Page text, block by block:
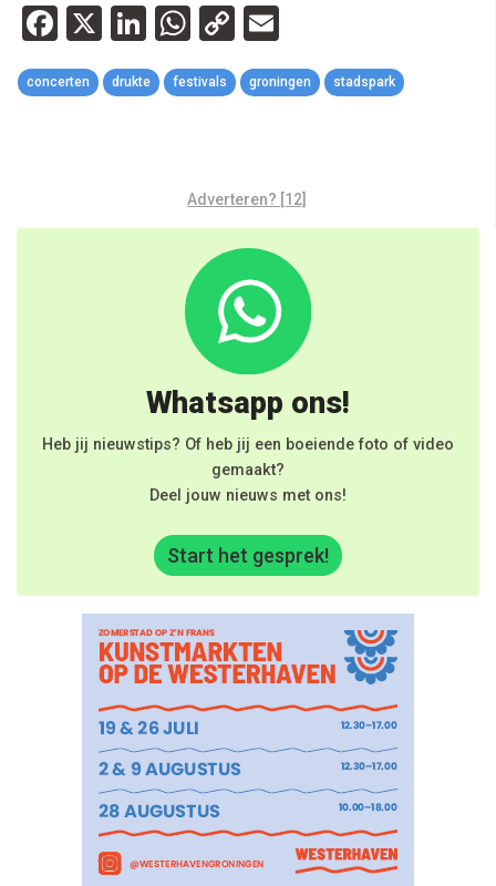
Facebook
X LinkedIn
WhatsApp
Copy
Link
concerten drukte festivals groningen stadspark
Adverteren? [12]
Whatsapp ons!
Heb jij nieuwstips? Of heb jij een boeiende foto of video
gemaakt?
Deel jouw nieuws met ons!
Start het gesprek!